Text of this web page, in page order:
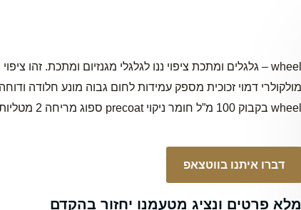
wheel בקבוק 100 מ”ל חומר ניקוי precoat ספוג מריחה 2 מטליות מיקרופייבר
דברו איתנו בווטצאפ
מלא פרטים ונציג מטעמנו יחזור בהקדם